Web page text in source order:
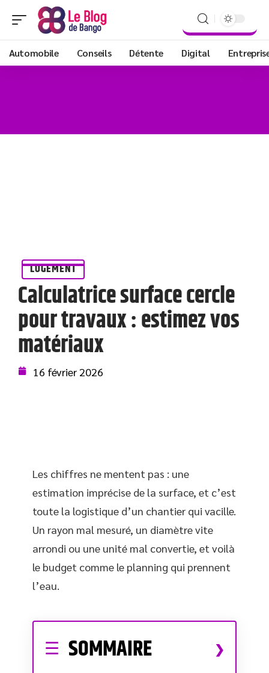
Automobile Conseils Détente Digital
LOGEMENT
Calculatrice surface cercle
pour travaux : estimez vos
matériaux
16 février 2026
Les chiffres ne mentent pas : une
estimation imprécise de la surface, et c’est
toute la logistique d’un chantier qui vacille.
Un rayon mal mesuré, un diamètre vite
arrondi ou une unité mal convertie, et voilà
le budget comme le planning qui prennent
l’eau.
SOMMAIRE